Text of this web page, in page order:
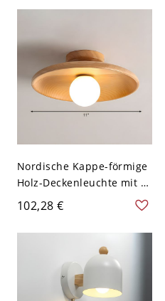
mit Kerzen-Opalglas-
Nordische Kappe-förmige
Holz-Deckenleuchte mit 1
Licht für den
Eingangsbereich - 110V-
120V Holz
102,28 €